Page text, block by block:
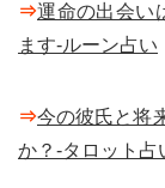
⇒運命の出会い
ます-ルーン占い
⇒今の彼氏と将
か？-タロット占